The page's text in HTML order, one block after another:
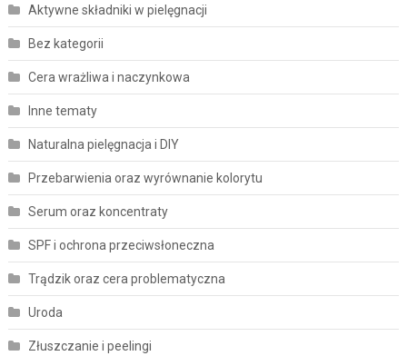
Aktywne składniki w pielęgnacji
Bez kategorii
Cera wrażliwa i naczynkowa
Inne tematy
Naturalna pielęgnacja i DIY
Przebarwienia oraz wyrównanie kolorytu
Serum oraz koncentraty
SPF i ochrona przeciwsłoneczna
Trądzik oraz cera problematyczna
Uroda
Złuszczanie i peelingi